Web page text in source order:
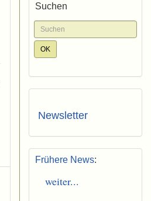
Suchen
Newsletter
Frühere News:
weiter...